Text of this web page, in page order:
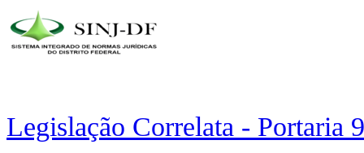
Legislação Correlata - Portaria